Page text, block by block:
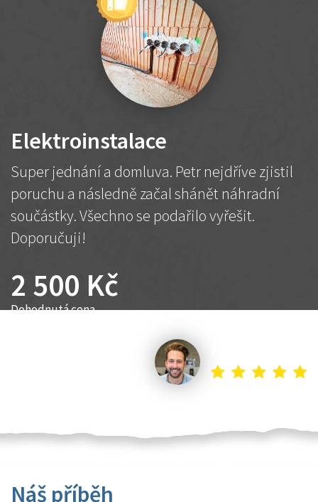
Elektroinstalace
Super jednání a domluva. Petr nejdříve zjistil
poruchu a následně začal shánět náhradní
součástky. Všechno se podařilo vyřešit.
Doporučuji!
2 500 Kč
Dohodnutá cena
Náš příběh